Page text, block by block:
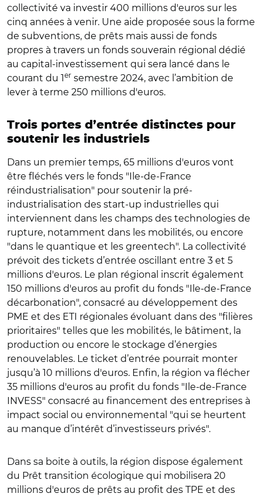
collectivité va investir 400 millions d'euros sur les
cinq années à venir. Une aide proposée sous la forme
de subventions, de prêts mais aussi de fonds
propres à travers un fonds souverain régional dédié
au capital-investissement qui sera lancé dans le
courant du 1er semestre 2024, avec l’ambition de
lever à terme 250 millions d'euros.
Trois portes d’entrée distinctes pour
soutenir les industriels
Dans un premier temps, 65 millions d'euros vont
être fléchés vers le fonds "Ile-de-France
réindustrialisation" pour soutenir la pré-
industrialisation des start-up industrielles qui
interviennent dans les champs des technologies de
rupture, notamment dans les mobilités, ou encore
"dans le quantique et les greentech". La collectivité
prévoit des tickets d’entrée oscillant entre 3 et 5
millions d'euros. Le plan régional inscrit également
150 millions d'euros au profit du fonds "Ile-de-France
décarbonation", consacré au développement des
PME et des ETI régionales évoluant dans des "filières
prioritaires" telles que les mobilités, le bâtiment, la
production ou encore le stockage d’énergies
renouvelables. Le ticket d’entrée pourrait monter
jusqu’à 10 millions d'euros. Enfin, la région va flécher
35 millions d'euros au profit du fonds "Ile-de-France
INVESS" consacré au financement des entreprises à
impact social ou environnemental "qui se heurtent
au manque d’intérêt d’investisseurs privés".
Dans sa boite à outils, la région dispose également
du Prêt transition écologique qui mobilisera 20
millions d'euros de prêts au profit des TPE et des